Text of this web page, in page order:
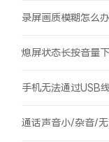
录屏画质模糊怎么办
熄屏状态长按音量
手机无法通过USB
通话声音小/杂音/